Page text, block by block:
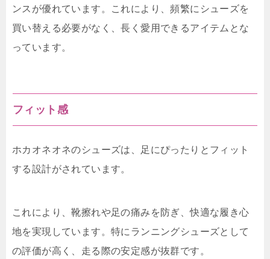
ンスが優れています。これにより、頻繁にシューズを
買い替える必要がなく、長く愛用できるアイテムとな
っています。
フィット感
ホカオネオネのシューズは、足にぴったりとフィット
する設計がされています。
これにより、靴擦れや足の痛みを防ぎ、快適な履き心
地を実現しています。特にランニングシューズとして
の評価が高く、走る際の安定感が抜群です。